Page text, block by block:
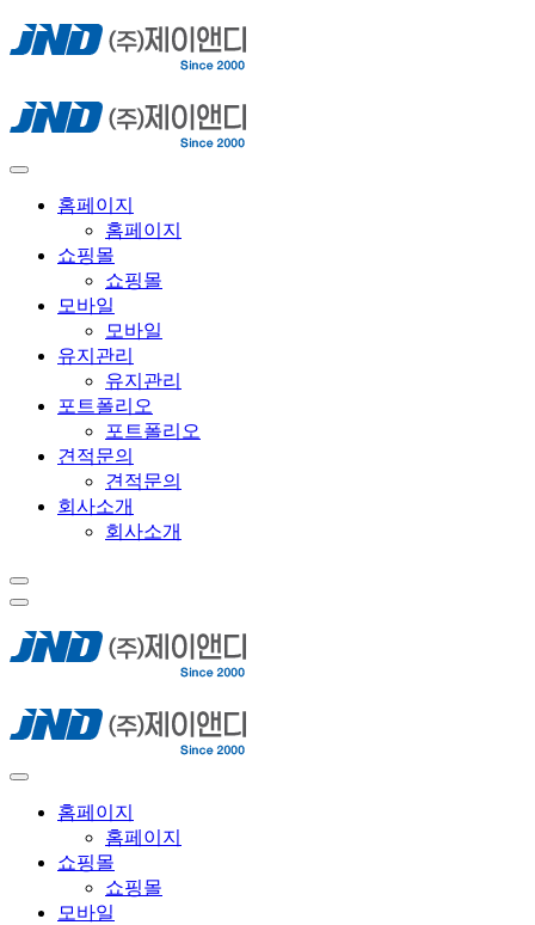
홈페이지
홈페이지
쇼핑몰
쇼핑몰
모바일
모바일
유지관리
유지관리
포트폴리오
포트폴리오
견적문의
견적문의
회사소개
회사소개
홈페이지
홈페이지
쇼핑몰
쇼핑몰
모바일